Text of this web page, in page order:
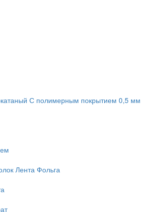
С полимерным покрытием 0,5 мм
Лента Фольга